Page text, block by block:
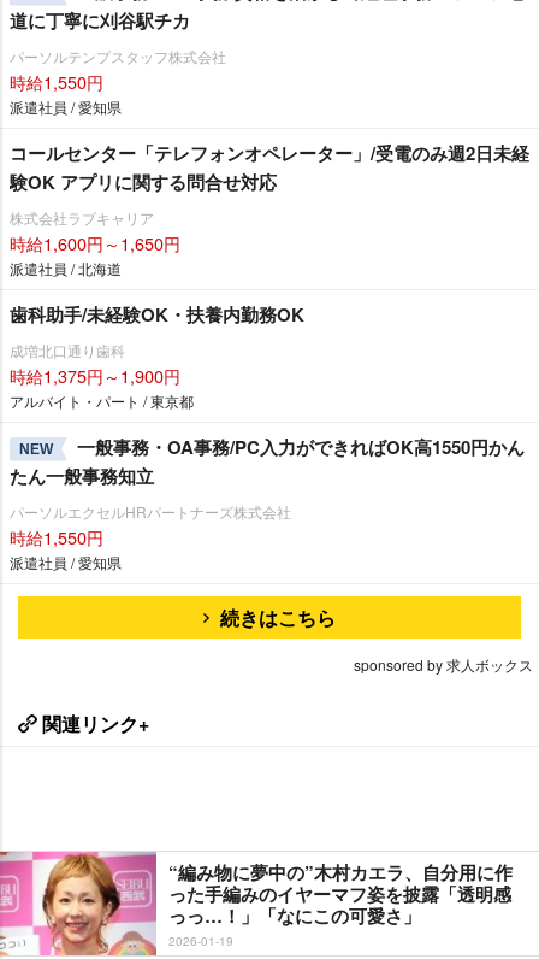
道に丁寧に刈谷駅チカ
パーソルテンプスタッフ株式会社
時給1,550円
派遣社員 / 愛知県
コールセンター「テレフォンオペレーター」/受電のみ週2日未経
験OK アプリに関する問合せ対応
株式会社ラブキャリア
時給1,600円～1,650円
派遣社員 / 北海道
歯科助手/未経験OK・扶養内勤務OK
成増北口通り歯科
時給1,375円～1,900円
アルバイト・パート / 東京都
NEW
一般事務・OA事務/PC入力ができればOK高1550円かん
たん一般事務知立
パーソルエクセルHRパートナーズ株式会社
時給1,550円
派遣社員 / 愛知県
続きはこちら
sponsored by 求人ボックス
関連リンク+
“編み物に夢中の”木村カエラ、自分用に作
った手編みのイヤーマフ姿を披露「透明感
っっ…！」「なにこの可愛さ」
2026-01-19